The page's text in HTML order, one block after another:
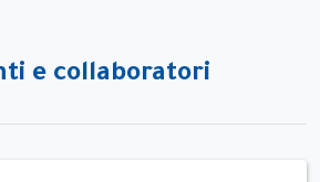
e collaboratori